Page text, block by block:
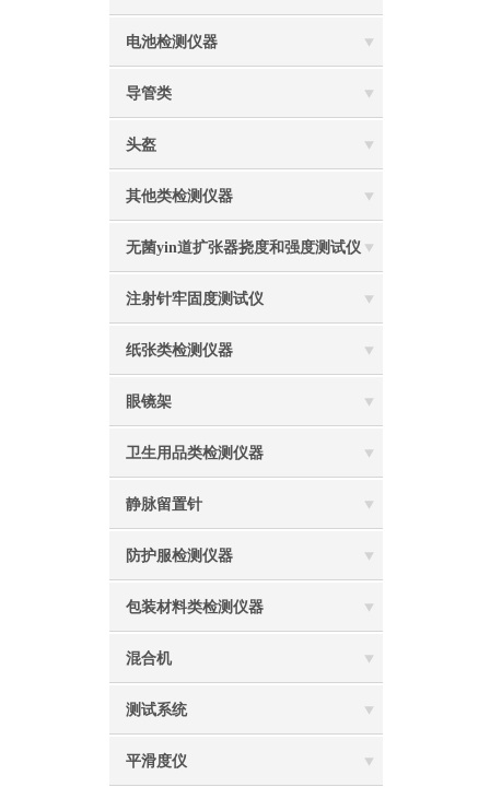
电池检测仪器
导管类
头盔
其他类检测仪器
无菌yin道扩张器挠度和强度测试仪
注射针牢固度测试仪
纸张类检测仪器
眼镜架
卫生用品类检测仪器
静脉留置针
防护服检测仪器
包装材料类检测仪器
混合机
测试系统
平滑度仪